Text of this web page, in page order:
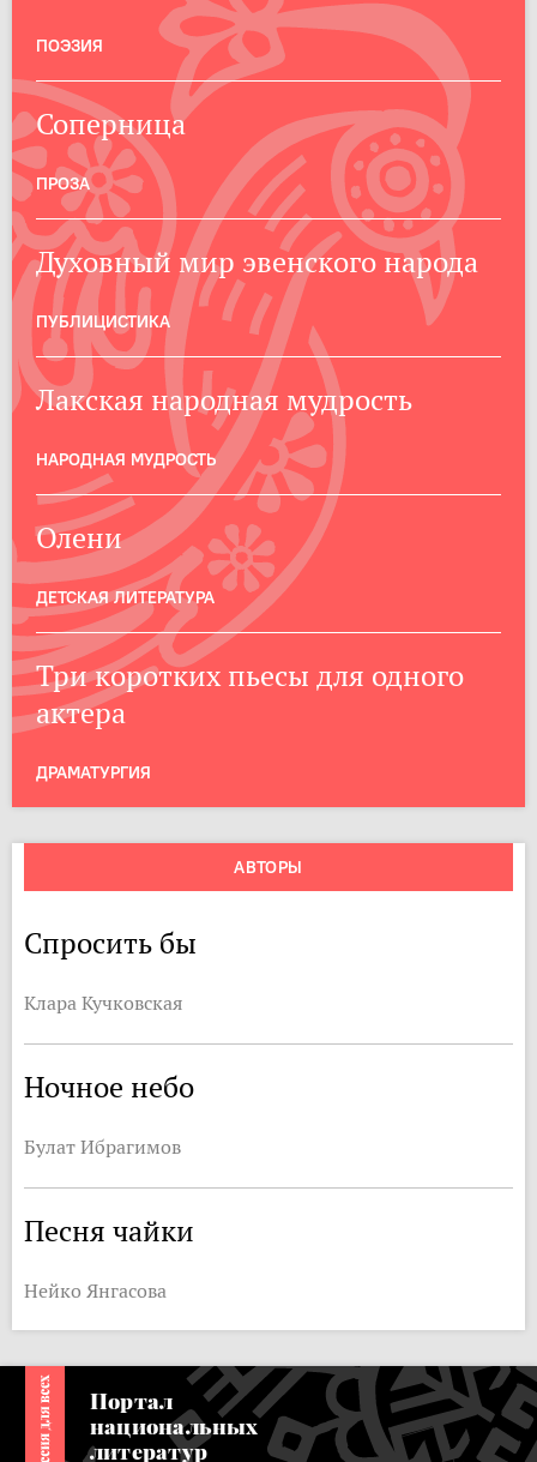
ПОЭЗИЯ
Соперница
ПРОЗА
Духовный мир эвенского народа
ПУБЛИЦИСТИКА
Лакская народная мудрость
НАРОДНАЯ МУДРОСТЬ
Олени
ДЕТСКАЯ ЛИТЕРАТУРА
Три коротких пьесы для одного
актера
ДРАМАТУРГИЯ
АВТОРЫ
Спросить бы
Клара Кучковская
Ночное небо
Булат Ибрагимов
Песня чайки
Нейко Янгасова
Портал
национальных
литератур